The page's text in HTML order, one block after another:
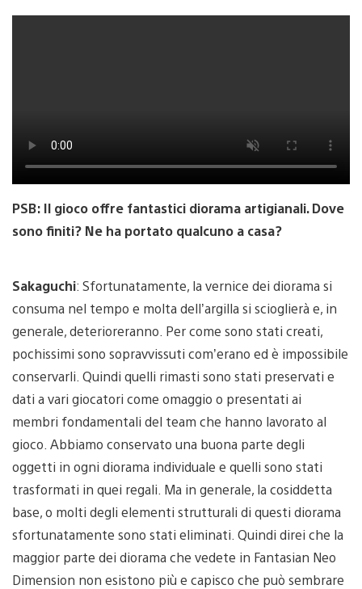
PSB: Il gioco offre fantastici diorama artigianali. Dove
sono finiti? Ne ha portato qualcuno a casa?
Sakaguchi: Sfortunatamente, la vernice dei diorama si
consuma nel tempo e molta dell’argilla si scioglierà e, in
generale, deterioreranno. Per come sono stati creati,
pochissimi sono sopravvissuti com’erano ed è impossibile
conservarli. Quindi quelli rimasti sono stati preservati e
dati a vari giocatori come omaggio o presentati ai
membri fondamentali del team che hanno lavorato al
gioco. Abbiamo conservato una buona parte degli
oggetti in ogni diorama individuale e quelli sono stati
trasformati in quei regali. Ma in generale, la cosiddetta
base, o molti degli elementi strutturali di questi diorama
sfortunatamente sono stati eliminati. Quindi direi che la
maggior parte dei diorama che vedete in Fantasian Neo
Dimension non esistono più e capisco che può sembrare